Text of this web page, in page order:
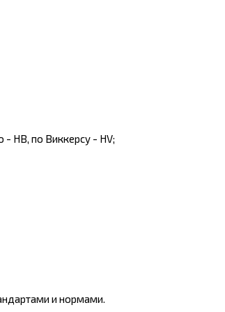
- НВ, по Виккерсу - HV;
и нормами.